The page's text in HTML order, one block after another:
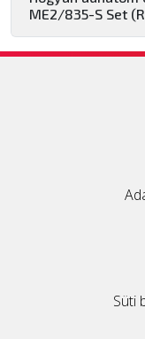
ME2/835-S Set
Süti